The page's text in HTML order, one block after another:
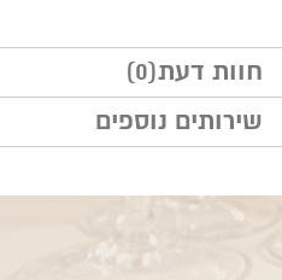
חוות דעת(0)
הוסף חוות דעתשירותים נוספים